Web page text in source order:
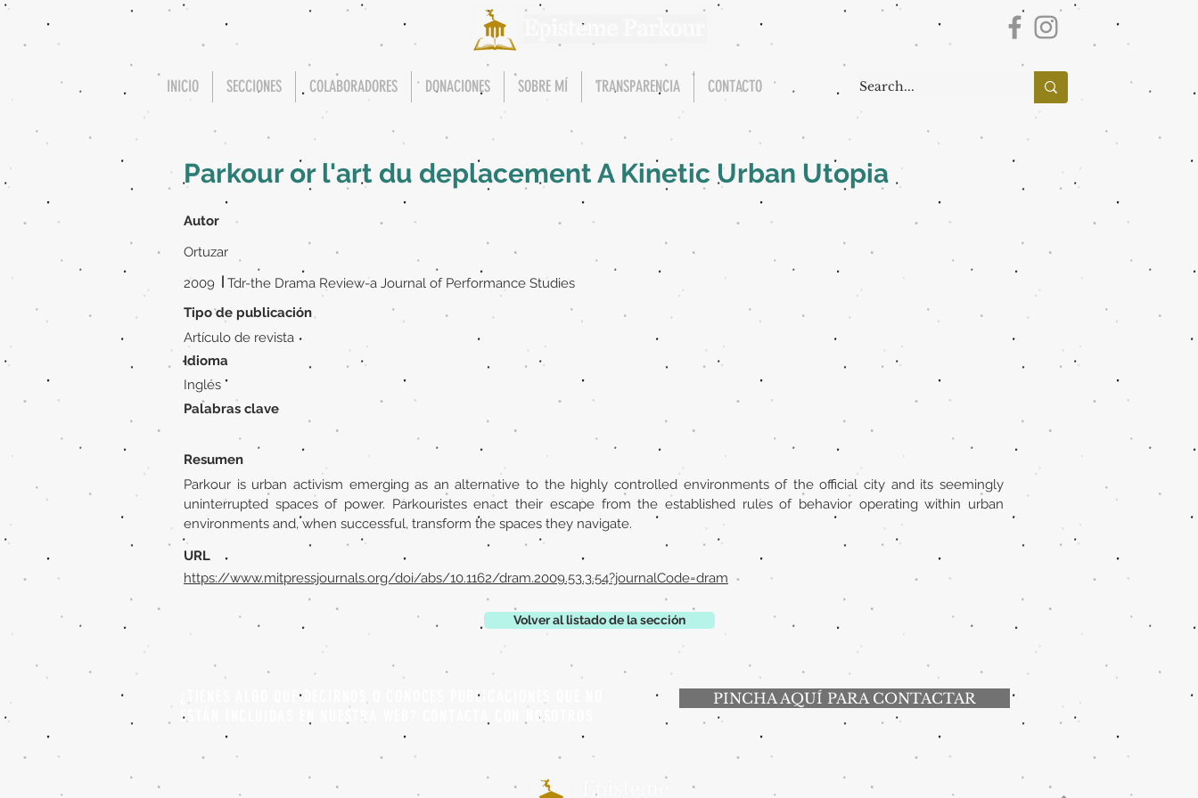
INICIO SECCIONES COLABORADORES DONACIONES SOBRE MÍ TRANSPARENCIA CONTACTO
Parkour or l'art du deplacement A Kinetic Urban Utopia
Autor
Ortuzar
2009 | Tdr-the Drama Review-a Journal of Performance Studies
Tipo de publicación
Artículo de revista
Idioma
Inglés
Palabras clave
Resumen
Parkour is urban activism emerging as an alternative to the highly controlled environments of the official city and its seemingly
uninterrupted spaces of power. Parkouristes enact their escape from the established rules of behavior operating within urban
environments and, when successful, transform the spaces they navigate.
URL
https://www.mitpressjournals.org/doi/abs/10.1162/dram.2009.53.3.54?journalCode=dram
Volver al listado de la sección
¿TIENES ALGO QUE DECIRNOS O CONOCES PUBLICACIONES QUE NO
ESTÁN INCLUIDAS EN NUESTRA WEB? CONTACTA CON NOSOTROS
PINCHA AQUÍ PARA CONTACTAR